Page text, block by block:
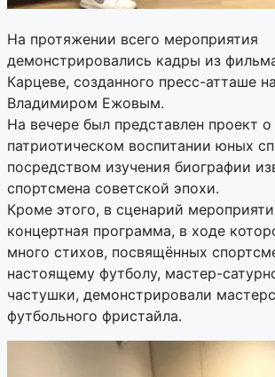
На протяжении всего мероприятия
демонстрировались кадры из
Карцеве, созданного пресс-атташе
Владимиром Ежовым.
На вечере был представлен проект о
патриотическом воспитании юных
посредством изучения биографии
спортсмена советской эпохи.
Кроме этого, в сценарий
концертная программа, в ходе
много стихов, посвящённых
настоящему футболу, мастер-
частушки, демонстрировали
футбольного фристайла.